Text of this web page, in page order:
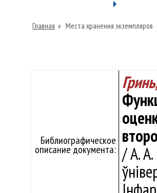
Главная » Места хранения экземпляров
Библиографическое
описание документа: / А. А.